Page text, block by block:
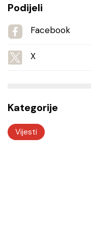
Podijeli
Facebook
X
Kategorije
Vijesti